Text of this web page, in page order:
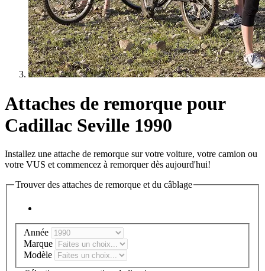
Attaches de remorque pour
Cadillac Seville 1990
Installez une attache de remorque sur votre voiture, votre camion ou
votre VUS et commencez à remorquer dès aujourd'hui!
Trouver des attaches de remorque et du câblage
Année
Marque
Modèle